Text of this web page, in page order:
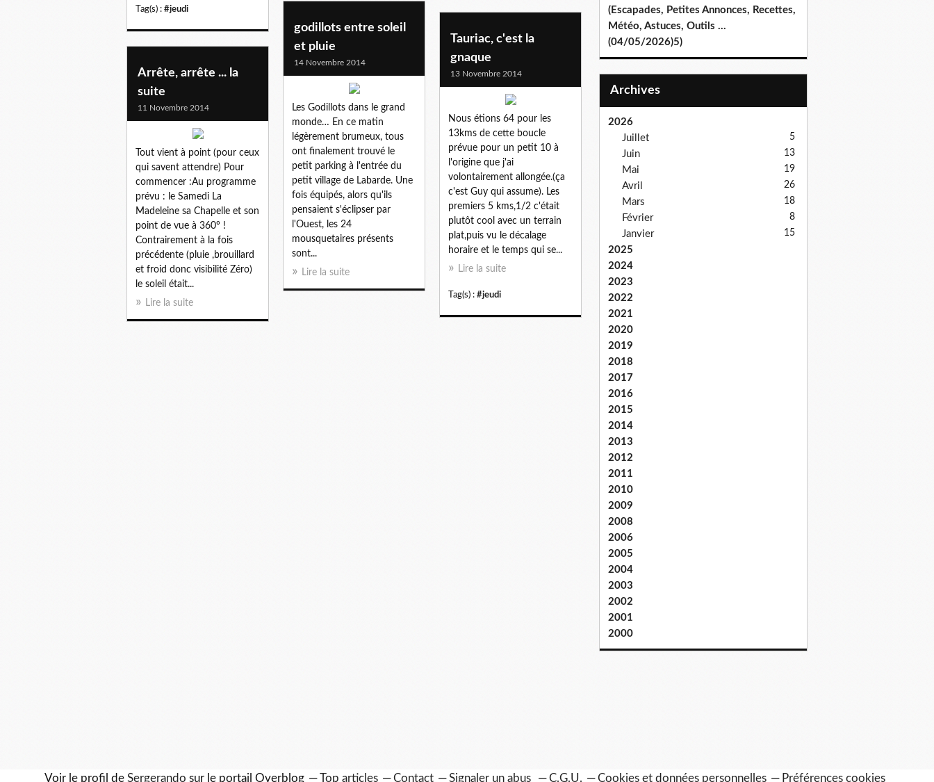
Tag(s) : #jeudi
godillots entre soleil
et pluie
14 Novembre 2014
Les Godillots dans le grand
monde… En ce matin
légèrement brumeux, tous
ont finalement trouvé le
petit parking à l'entrée du
petit village de Labarde. Une
fois équipés, alors qu'ils
pensaient s'éclipser par
l'Ouest, les 24
mousquetaires présents
sont...
Lire la suite
Tauriac, c'est la
gnaque
13 Novembre 2014
Nous étions 64 pour les
13kms de cette boucle
prévue pour un petit 10 à
l'origine que j'ai
volontairement allongée.(ça
c'est Guy qui assume). Les
premiers 5 kms,1/2 c'était
plutôt cool avec un terrain
plat,puis vu le décalage
horaire et le temps qui se...
Lire la suite
Tag(s) : #jeudi
Arrête, arrête ... la
suite
11 Novembre 2014
Tout vient à point (pour ceux
qui savent attendre) Pour
commencer :Au programme
prévu : le Samedi La
Madeleine sa Chapelle et son
point de vue à 360° !
Contrairement à la fois
précédente (pluie ,brouillard
et froid donc visibilité Zéro)
le soleil était...
Lire la suite
(Escapades, Petites Annonces, Recettes,
Météo, Astuces, Outils ...
(04/05/2026)5)
Archives
2026
Juillet
5
Juin 13
Mai 19
Avril 26
Mars 18
Février 8
Janvier 15
2025
2024
2023
2022
2021
2020
2019
2018
2017
2016
2015
2014
2013
2012
2011
2010
2009
2008
2006
2005
2004
2003
2002
2001
2000
Voir le profil de Sergerando sur le portail Overblog Top articles Contact Signaler un abus C.G.U. Cookies et données personnelles Préférences cookies